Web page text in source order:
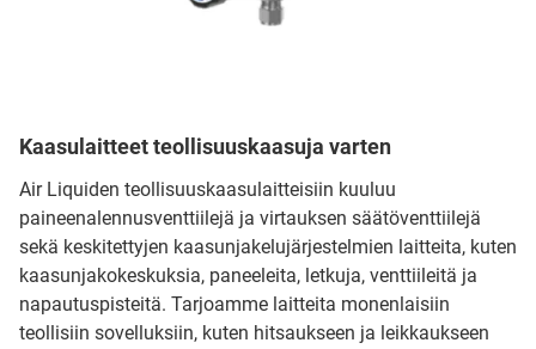
Kaasulaitteet teollisuuskaasuja varten
Air Liquiden teollisuuskaasulaitteisiin kuuluu
paineenalennusventtiilejä ja virtauksen säätöventtiilejä
sekä keskitettyjen kaasunjakelujärjestelmien laitteita, kuten
kaasunjakokeskuksia, paneeleita, letkuja, venttiileitä ja
napautuspisteitä. Tarjoamme laitteita monenlaisiin
teollisiin sovelluksiin, kuten hitsaukseen ja leikkaukseen